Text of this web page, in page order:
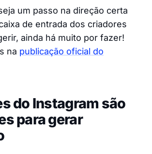
um passo na direção certa
de entrada dos criadores
ainda há muito por fazer!
na publicação oficial do
do Instagram são
para gerar